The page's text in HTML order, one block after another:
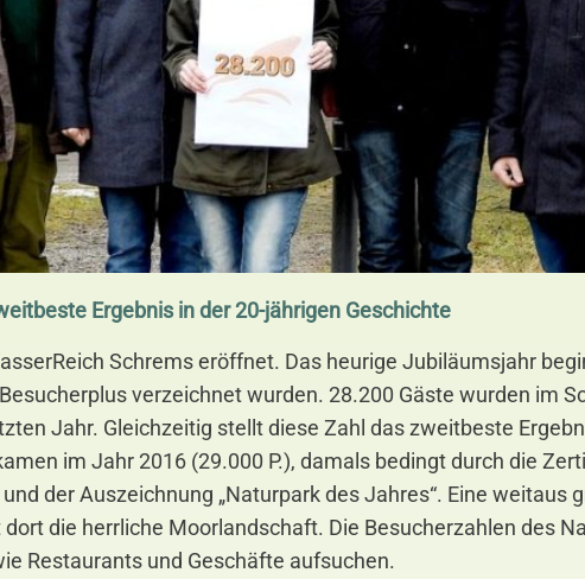
Ergebnis in der 20-jährigen Geschichte
Schrems eröffnet. Das heurige Jubiläumsjahr
verzeichnet wurden. 28.200 Gäste wurden im
Jahr. Gleichzeitig stellt diese Zahl das zweitbeste
im Jahr 2016 (29.000 P.), damals bedingt durch die
der Auszeichnung „Naturpark des Jahres“. Eine
die herrliche Moorlandschaft. Die Besucherzahlen des
Restaurants und Geschäfte aufsuchen.